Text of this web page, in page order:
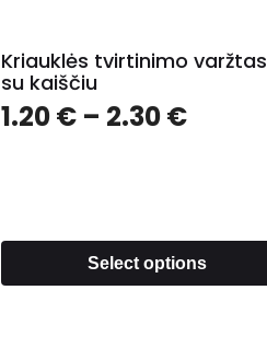
Kriauklės tvirtinimo varžtas
su kaiščiu
1.20€ – 2.30€
Select options